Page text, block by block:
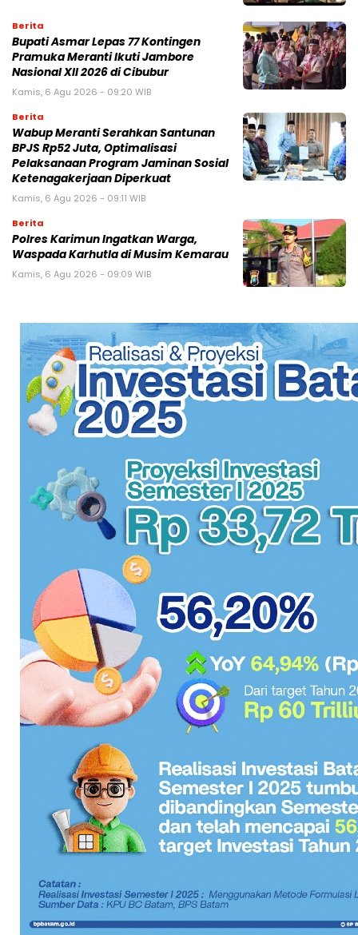
Berita
Bupati Asmar Lepas 77 Kontingen
Pramuka Meranti Ikuti Jambore
Nasional XII 2026 di Cibubur
Kamis, 6 Agu 2026 - 09:20 WIB
Berita
Wabup Meranti Serahkan Santunan
BPJS Rp52 Juta, Optimalisasi
Pelaksanaan Program Jaminan Sosial
Ketenagakerjaan Diperkuat
Kamis, 6 Agu 2026 - 09:11 WIB
Berita
Polres Karimun Ingatkan Warga,
Waspada Karhutla di Musim Kemarau
Kamis, 6 Agu 2026 - 09:09 WIB